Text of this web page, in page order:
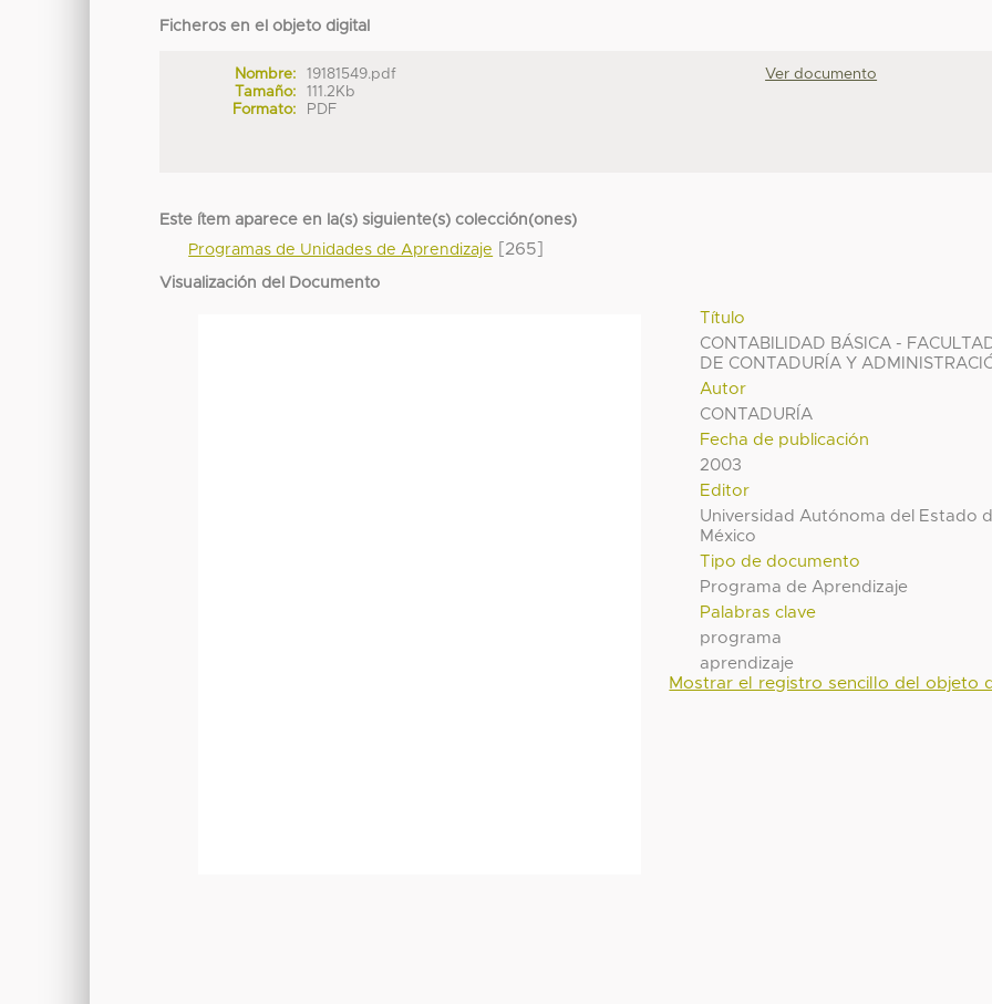
Ficheros en el objeto digital
Nombre:
19181549.pdf
Tamaño:
111.2Kb
Formato:
PDF
Ver documento
Este ítem aparece en la(s) siguiente(s) colección(ones)
Programas de Unidades de Aprendizaje
[265]
Visualización del Documento
Título
CONTABILIDAD BÁSICA -
DE CONTADURÍA Y
Autor
CONTADURÍA
Fecha de publicación
2003
Editor
Universidad Autónoma del Estado
México
Tipo de documento
Programa de Aprendizaje
Palabras clave
programa
aprendizaje
Mostrar el registro sencillo del objeto